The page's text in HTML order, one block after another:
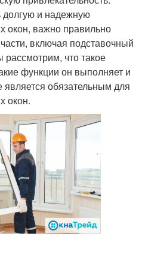
долгую и надежную
окон, важно правильно
включая подставочный
что такое
функции он выполняет и
является обязательным для
окон.